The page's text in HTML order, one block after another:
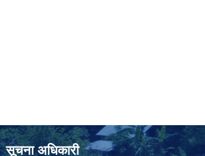
सूचना अधिकारी